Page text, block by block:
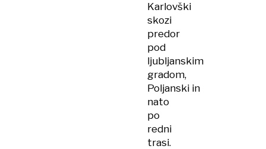
Karlovški
skozi
predor
pod
ljubljanskim
gradom,
Poljanski in
nato
po
redni
trasi.